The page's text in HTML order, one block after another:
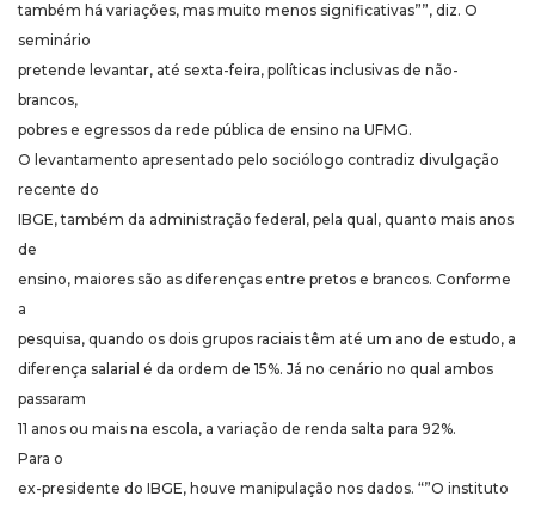
também há variações, mas muito menos significativas””, diz. O
seminário
pretende levantar, até sexta-feira, políticas inclusivas de não-
brancos,
pobres e egressos da rede pública de ensino na UFMG.
O levantamento apresentado pelo sociólogo contradiz divulgação
recente do
IBGE, também da administração federal, pela qual, quanto mais anos
de
ensino, maiores são as diferenças entre pretos e brancos. Conforme
a
pesquisa, quando os dois grupos raciais têm até um ano de estudo, a
diferença salarial é da ordem de 15%. Já no cenário no qual ambos
passaram
11 anos ou mais na escola, a variação de renda salta para 92%.
Para o
ex-presidente do IBGE, houve manipulação nos dados. “”O instituto